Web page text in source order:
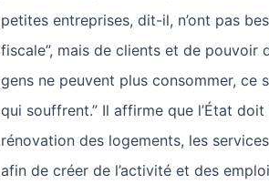
petites entreprises, dit-il, n’ont pas
fiscale”, mais de clients et de pouvoir
gens ne peuvent plus consommer, ce
qui souffrent.” Il affirme que l’État
rénovation des logements, les
afin de créer de l’activité et des